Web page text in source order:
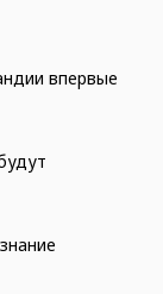
впервые